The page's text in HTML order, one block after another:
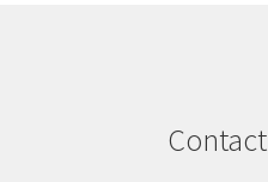
Contact